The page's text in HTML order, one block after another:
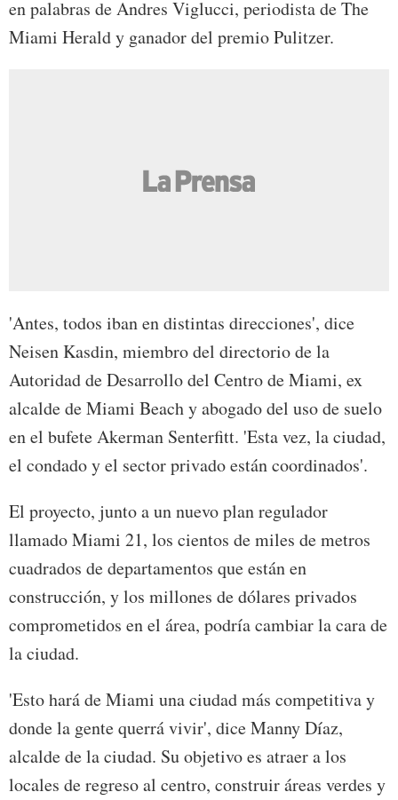
en palabras de Andres Viglucci, periodista de The
Miami Herald y ganador del premio Pulitzer.
'Antes, todos iban en distintas direcciones', dice
Neisen Kasdin, miembro del directorio de la
Autoridad de Desarrollo del Centro de Miami, ex
alcalde de Miami Beach y abogado del uso de suelo
en el bufete Akerman Senterfitt. 'Esta vez, la ciudad,
el condado y el sector privado están coordinados'.
El proyecto, junto a un nuevo plan regulador
llamado Miami 21, los cientos de miles de metros
cuadrados de departamentos que están en
construcción, y los millones de dólares privados
comprometidos en el área, podría cambiar la cara de
la ciudad.
'Esto hará de Miami una ciudad más competitiva y
donde la gente querrá vivir', dice Manny Díaz,
alcalde de la ciudad. Su objetivo es atraer a los
locales de regreso al centro, construir áreas verdes y